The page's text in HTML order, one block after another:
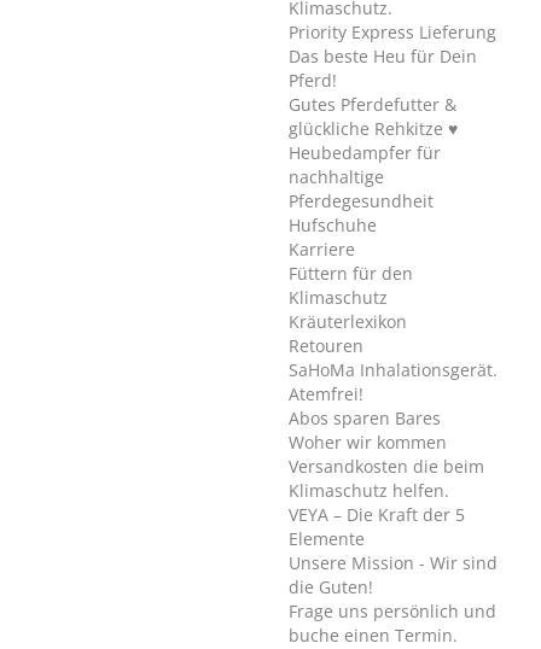
Klimaschutz.
Priority Express Lieferung
Das beste Heu für Dein
Pferd!
Gutes Pferdefutter &
glückliche Rehkitze ♥
Heubedampfer für
nachhaltige
Pferdegesundheit
Hufschuhe
Karriere
Füttern für den
Klimaschutz
Kräuterlexikon
Retouren
SaHoMa Inhalationsgerät.
Atemfrei!
Abos sparen Bares
Woher wir kommen
Versandkosten die beim
Klimaschutz helfen.
VEYA – Die Kraft der 5
Elemente
Unsere Mission - Wir sind
die Guten!
Frage uns persönlich und
buche einen Termin.